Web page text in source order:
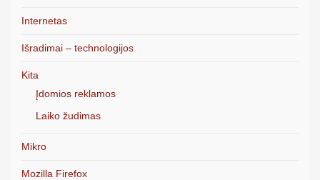
Internetas
Išradimai – technologijos
Kita
Įdomios reklamos
Laiko žudimas
Mikro
Mozilla Firefox